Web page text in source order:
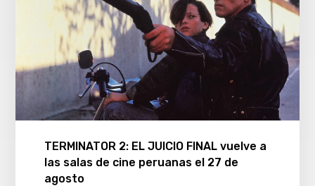
TERMINATOR 2: EL JUICIO FINAL vuelve a
las salas de cine peruanas el 27 de
agosto